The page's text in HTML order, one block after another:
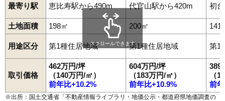
最寄り駅 恵比寿駅から490m 代官山駅から420m 初
土地面積 198㎡ 200㎡ 141
用途区分 第1種住居地域 第1種住居地域 第1
取引価格
462万円/坪
（140万円/㎡）
前年比+10.2%
604万円/坪
（183万円/㎡）
前年比+10.9%
389
（
前
スクロールできます
※出所：国土交通省「 不動産情報ライブラリ・地価公示・都道府県地価調査の